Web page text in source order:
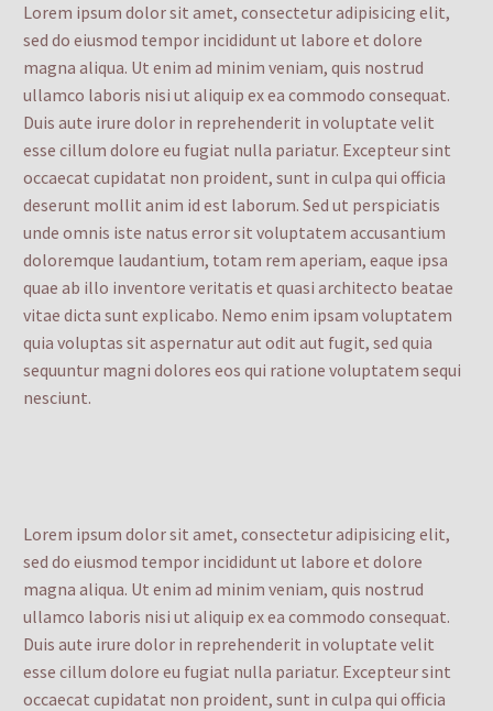
Lorem ipsum dolor sit amet, consectetur adipisicing elit,
sed do eiusmod tempor incididunt ut labore et dolore
magna aliqua. Ut enim ad minim veniam, quis nostrud
ullamco laboris nisi ut aliquip ex ea commodo consequat.
Duis aute irure dolor in reprehenderit in voluptate velit
esse cillum dolore eu fugiat nulla pariatur. Excepteur sint
occaecat cupidatat non proident, sunt in culpa qui officia
deserunt mollit anim id est laborum. Sed ut perspiciatis
unde omnis iste natus error sit voluptatem accusantium
doloremque laudantium, totam rem aperiam, eaque ipsa
quae ab illo inventore veritatis et quasi architecto beatae
vitae dicta sunt explicabo. Nemo enim ipsam voluptatem
quia voluptas sit aspernatur aut odit aut fugit, sed quia
sequuntur magni dolores eos qui ratione voluptatem sequi
nesciunt.
Lorem ipsum dolor sit amet, consectetur adipisicing elit,
sed do eiusmod tempor incididunt ut labore et dolore
magna aliqua. Ut enim ad minim veniam, quis nostrud
ullamco laboris nisi ut aliquip ex ea commodo consequat.
Duis aute irure dolor in reprehenderit in voluptate velit
esse cillum dolore eu fugiat nulla pariatur. Excepteur sint
occaecat cupidatat non proident, sunt in culpa qui officia